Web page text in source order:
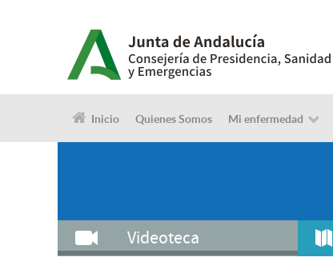
Inicio Quienes Somos Mi enfermedad
Videoteca